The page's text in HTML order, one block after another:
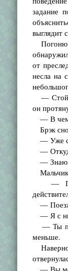
задание
выглядит
Погоню
от
несла на
—
он
— В чем
Брэк
— Уже
—
— Знаю,
Мальчик
—
—
— Я с
— Ты
меньше.
— Вы